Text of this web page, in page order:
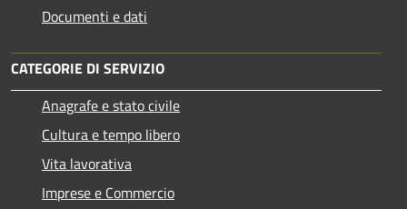
Documenti e dati
CATEGORIE DI SERVIZIO
Anagrafe e stato civile
Cultura e tempo libero
Vita lavorativa
Imprese e Commercio